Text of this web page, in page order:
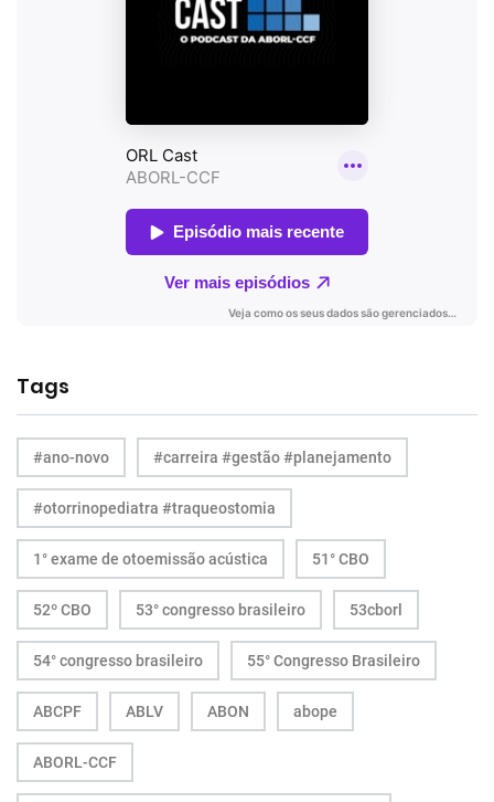
Tags
#ano-novo #carreira #gestão #planejamento
#otorrinopediatra #traqueostomia
1° exame de otoemissão acústica 51° CBO
52º CBO 53° congresso brasileiro 53cborl
54° congresso brasileiro 55° Congresso Brasileiro
ABCPF ABLV ABON abope
ABORL-CCF